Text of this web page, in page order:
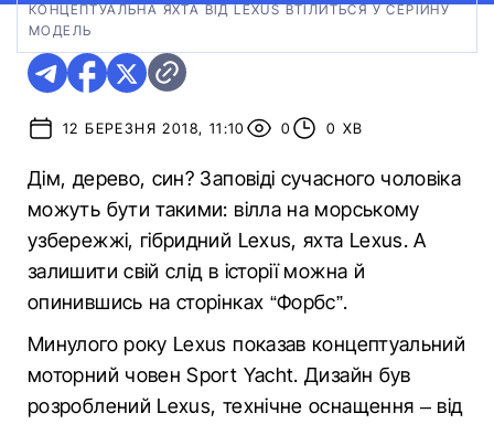
КОНЦЕПТУАЛЬНА ЯХТА ВІД LEXUS ВТІЛИТЬСЯ У СЕРІЙНУ
МОДЕЛЬ
12 БЕРЕЗНЯ 2018, 11:10 0 0 ХВ
Дім, дерево, син? Заповіді сучасного чоловіка
можуть бути такими: вілла на морському
узбережжі, гібридний Lexus, яхта Lexus. А
залишити свій слід в історії можна й
опинившись на сторінках “Форбс”.
Минулого року Lexus показав концептуальний
моторний човен Sport Yacht. Дизайн був
розроблений Lexus, технічне оснащення – від